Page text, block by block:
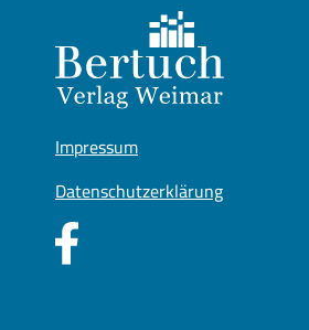
Impressum
Datenschutzerklärung